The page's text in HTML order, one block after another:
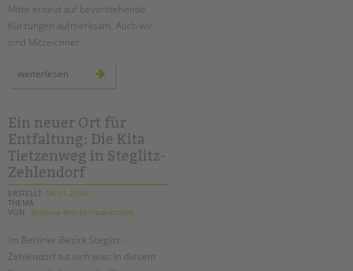
Mitte erneut auf bevorstehende
Kürzungen aufmerksam. Auch wir
sind Mitzeichner.
weiterlesen erneut
drohende
kinder-
und
jugendhilfe
–
ein
offener
brief
Ein neuer Ort für
Entfaltung: Die Kita
Tietzenweg in Steglitz-
Zehlendorf
ERSTELLT 04.11.2024
THEMA
VON
Barbara Brecht-Hadraschek
Im Berliner Bezirk Steglitz-
Zehlendorf tut sich was: In diesem